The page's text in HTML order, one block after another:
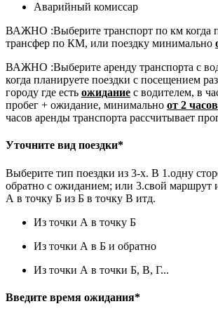
Аварийный комиссар
ВАЖНО :Выберите транспорт по км когда
трансфер по КМ, или поездку минимально
ВАЖНО :Выберите аренду транспорта с
когда планируете поездки с посещением
городу где есть ожидание с водителем, в
пробег + ожидание, минимально от 2 часов
часов аренды транспорта рассчитывает
Уточните вид поездки*
Выберите тип поездки из 3-х. В 1.одну
обратно с ожиданием; или 3.свой маршрут
А в точку Б из Б в точку В итд.
Из точки А в точку Б
Из точки А в Б и обратно
Из точки А в точки Б, В, Г...
Введите время ожидания*